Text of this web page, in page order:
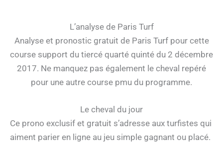
L’analyse de Paris Turf
Analyse et pronostic gratuit de Paris Turf pour cette
course support du tiercé quarté quinté du 2 décembre
2017. Ne manquez pas également le cheval repéré
pour une autre course pmu du programme.
Le cheval du jour
Ce prono exclusif et gratuit s’adresse aux turfistes qui
aiment parier en ligne au jeu simple gagnant ou placé.